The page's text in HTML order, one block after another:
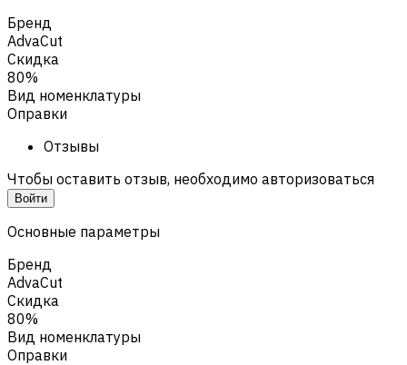
Бренд
AdvaCut
Скидка
80%
Вид номенклатуры
Оправки
Отзывы
Чтобы оставить отзыв, необходимо авторизоваться
Войти
Основные параметры
Бренд
AdvaCut
Скидка
80%
Вид номенклатуры
Оправки